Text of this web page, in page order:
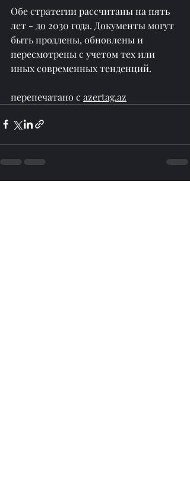
Обе стратегии рассчитаны на пять
лет - до 2030 года. Документы могут
быть продлены, обновлены и
пересмотрены с учетом тех или
иных современных тенденций.
перепечатано с azertag.az